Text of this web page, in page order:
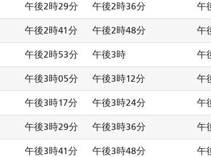
午後2時29分 午後2時36分 午
午後2時41分 午後2時48分 午
午後2時53分 午後3時 午
午後3時05分 午後3時12分 午
午後3時17分 午後3時24分 午
午後3時29分 午後3時36分 午
午後3時41分 午後3時48分 午